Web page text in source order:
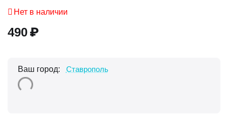
Нет в наличии
490₽
Ваш город: Ставрополь